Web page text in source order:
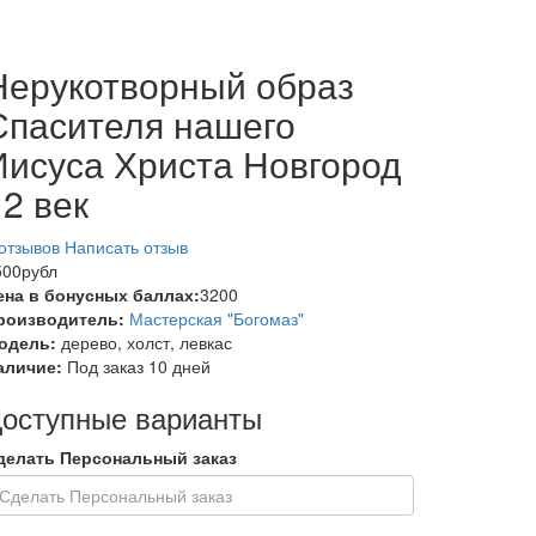
образ
нашего
Христа Новгород
век
Написать отзыв
в бонусных баллах:3200
Мастерская "Богомаз"
дерево, холст, левкас
Под заказ 10 дней
варианты
Персональный заказ